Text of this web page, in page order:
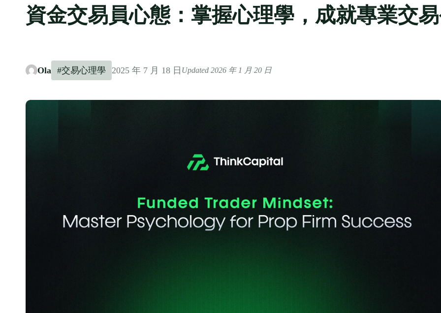
資金交易員心態：掌握心理學，成就專業交
Ola #交易心理學 2025 年 7 月 18 日 Updated 2026 年 1 月 20 日